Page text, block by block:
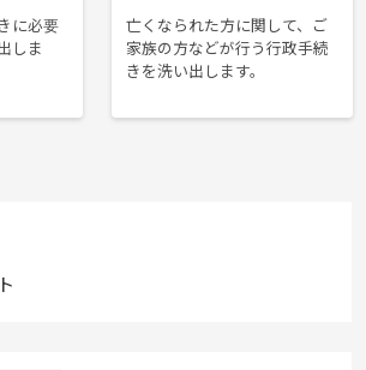
に必要
しま
亡くなられた方に関して、ご
家族の方などが行う行政手続
きを洗い出します。